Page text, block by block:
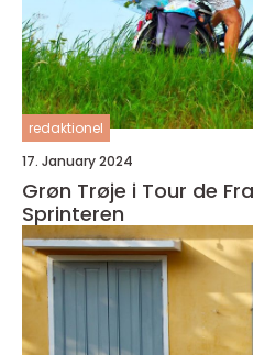
redaktionel
17. January 2024
Grøn Trøje i Tour de
Sprinteren